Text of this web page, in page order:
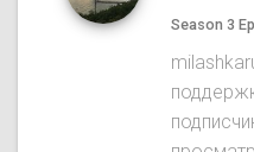
Season 3